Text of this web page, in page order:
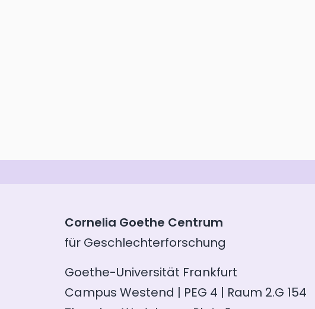
Cornelia Goethe Centrum
für Geschlechterforschung
Goethe-Universität Frankfurt
Campus Westend | PEG 4 | Raum 2.G 154